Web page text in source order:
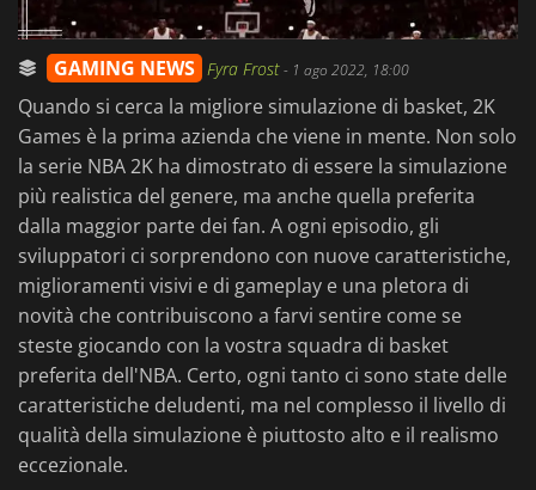
GAMING NEWS Fyra Frost- 1 ago 2022, 18:00
Quando si cerca la migliore simulazione di basket, 2K
Games è la prima azienda che viene in mente. Non solo
la serie NBA 2K ha dimostrato di essere la simulazione
più realistica del genere, ma anche quella preferita
dalla maggior parte dei fan. A ogni episodio, gli
sviluppatori ci sorprendono con nuove caratteristiche,
miglioramenti visivi e di gameplay e una pletora di
novità che contribuiscono a farvi sentire come se
steste giocando con la vostra squadra di basket
preferita dell'NBA. Certo, ogni tanto ci sono state delle
caratteristiche deludenti, ma nel complesso il livello di
qualità della simulazione è piuttosto alto e il realismo
eccezionale.